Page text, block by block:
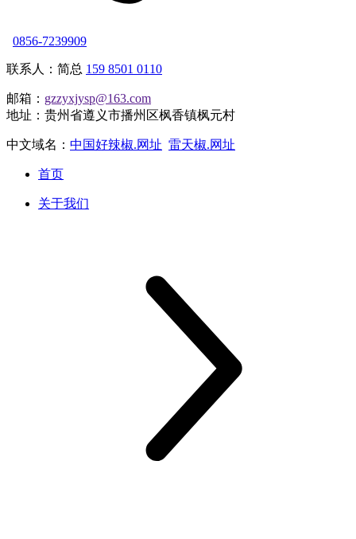
0856-7239909
联系人：简总 159 8501 0110
邮箱： gzzyxjysp@163.com
地址：贵州省遵义市播州区枫香镇枫元村
中文域名： 中国好辣椒.网址 雷天椒.网址
首页
关于我们